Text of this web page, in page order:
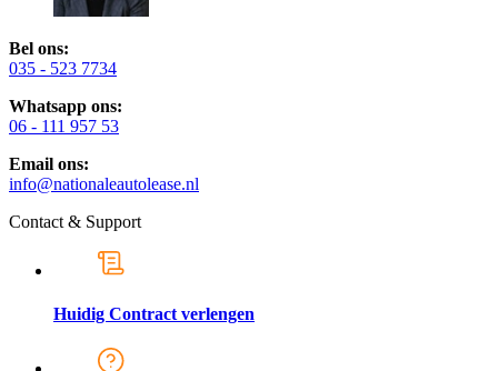
Bel ons:
035 - 523 7734
Whatsapp ons:
06 - 111 957 53
Email ons:
info@nationaleautolease.nl
Contact & Support
Huidig Contract verlengen